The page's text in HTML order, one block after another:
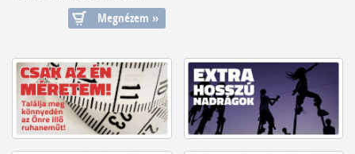
Megnézem »